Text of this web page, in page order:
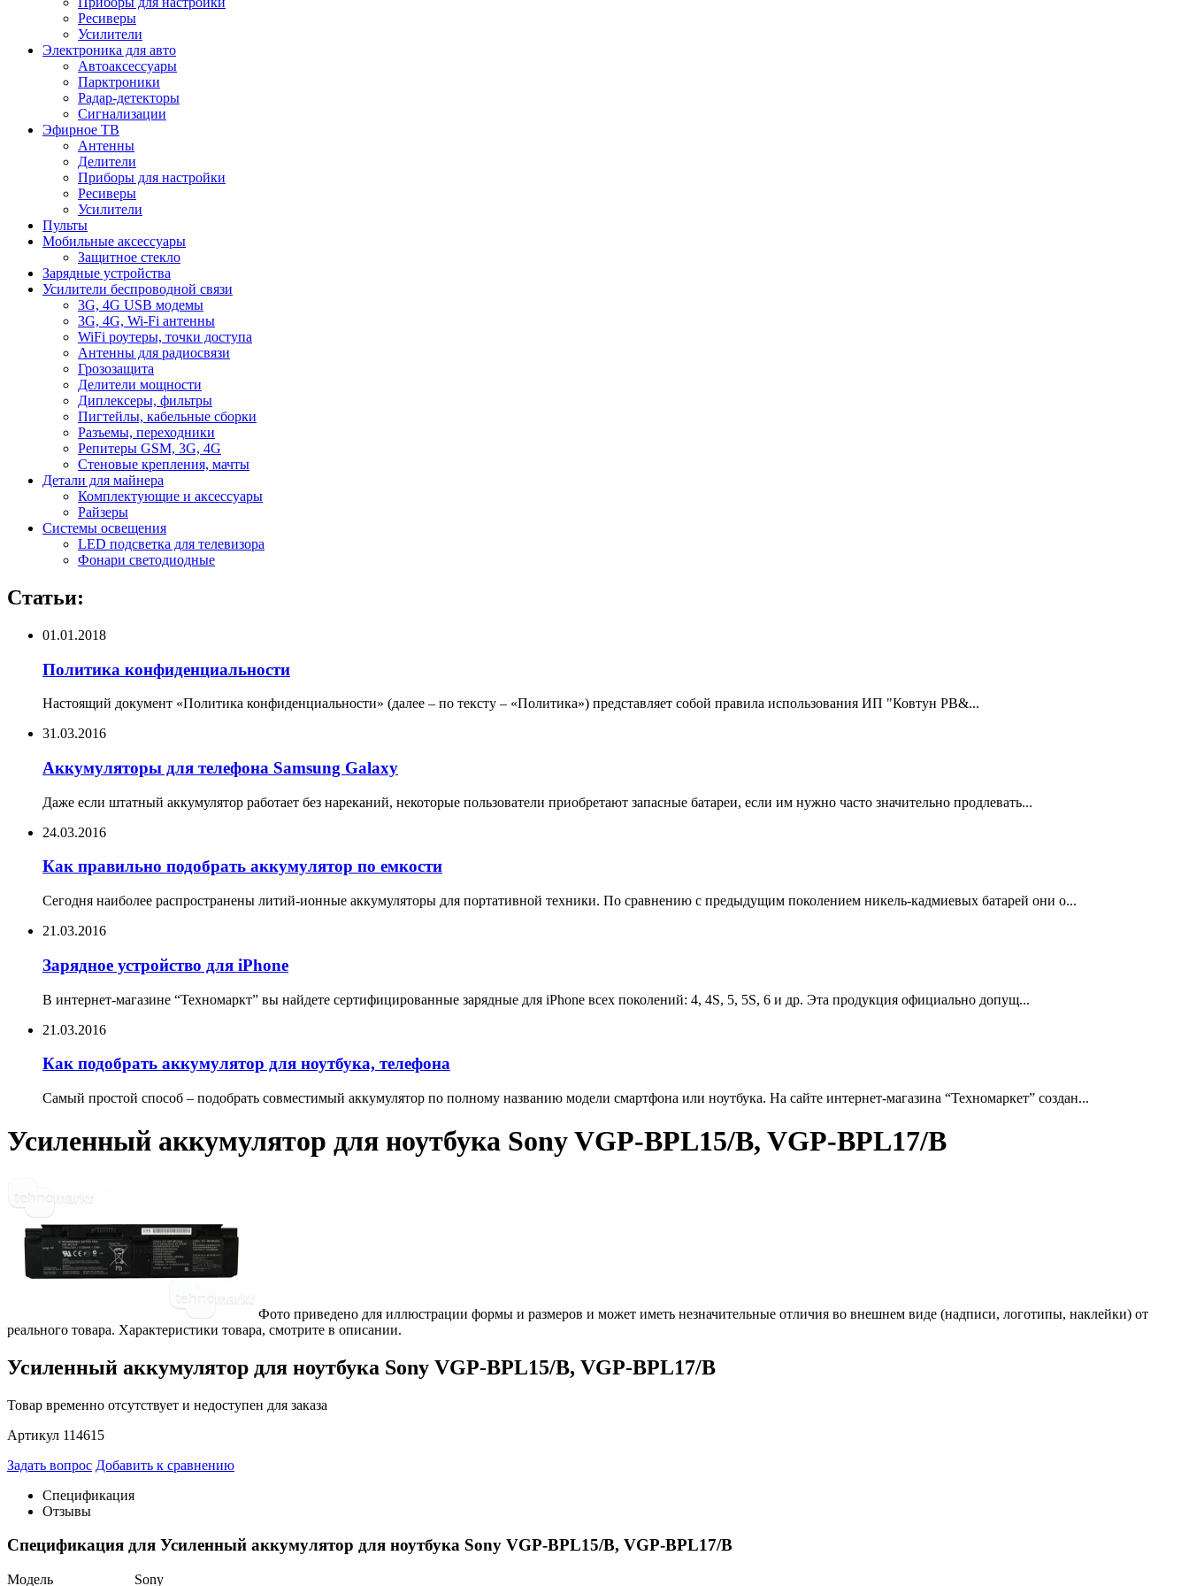
Ресиверы
Усилители
Электроника для авто
Автоаксессуары
Парктроники
Радар-детекторы
Сигнализации
Эфирное ТВ
Антенны
Делители
Приборы для настройки
Ресиверы
Усилители
Пульты
Мобильные аксессуары
Защитное стекло
Зарядные устройства
Усилители беспроводной связи
3G, 4G USB модемы
3G, 4G, Wi-Fi антенны
WiFi роутеры, точки доступа
Антенны для радиосвязи
Грозозащита
Делители мощности
Диплексеры, фильтры
Пигтейлы, кабельные сборки
Разъемы, переходники
Репитеры GSM, 3G, 4G
Стеновые крепления, мачты
Детали для майнера
Комплектующие и аксессуары
Райзеры
Системы освещения
LED подсветка для телевизора
Фонари светодиодные
Статьи:
01.01.2018
Политика конфиденциальности
Настоящий документ «Политика конфиденциальности» (далее – по тексту – «Политика») представляет собой правила использования ИП "Ковтун РВ&...
31.03.2016
Аккумуляторы для телефона Samsung Galaxy
Даже если штатный аккумулятор работает без нареканий, некоторые пользователи приобретают запасные батареи, если им нужно часто значительно продлевать...
24.03.2016
Как правильно подобрать аккумулятор по емкости
Сегодня наиболее распространены литий-ионные аккумуляторы для портативной техники. По сравнению с предыдущим поколением никель-кадмиевых батарей они о...
21.03.2016
Зарядное устройство для iPhone
В интернет-магазине “Техномаркт” вы найдете сертифицированные зарядные для iPhone всех поколений: 4, 4S, 5, 5S, 6 и др. Эта продукция официально допущ...
21.03.2016
Как подобрать аккумулятор для ноутбука, телефона
Самый простой способ – подобрать совместимый аккумулятор по полному названию модели смартфона или ноутбука. На сайте интернет-магазина “Техномаркет” создан...
Усиленный аккумулятор для ноутбука Sony VGP-BPL15/B, VGP-BPL17/B
Фото приведено для иллюстрации формы и размеров и может иметь незначительные отличия во внешнем виде (надписи, логотипы, наклейки) от
реального товара. Характеристики товара, смотрите в описании.
Усиленный аккумулятор для ноутбука Sony VGP-BPL15/B, VGP-BPL17/B
Товар временно отсутствует и недоступен для заказа
Артикул 114615
Задать вопрос Добавить к сравнению
Спецификация
Отзывы
Спецификация для Усиленный аккумулятор для ноутбука Sony VGP-BPL15/B, VGP-BPL17/B
Модель Sony